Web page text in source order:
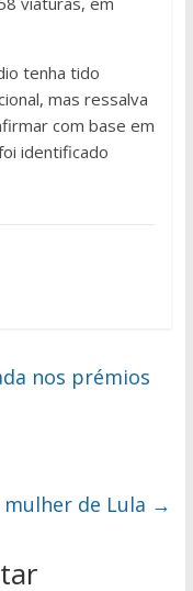
tenha tido
mas ressalva
com base em
identificado
nos prémios
de Lula →